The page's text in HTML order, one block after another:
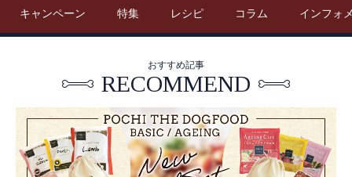
キャンペーン 特集 レシピ コラム インフォ
おすすめ記事
RECOMMEND